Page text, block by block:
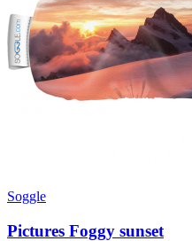
Soggle
Pictures Foggy sunset